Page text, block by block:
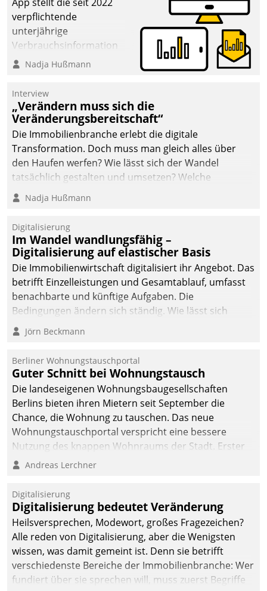
verpflichtende
unterjährige
Verbrauchsinformation
schnell, zuverlässig und
Die monatlichen
Mitteilungen zum
Heizungs- und
Wasserverbrauch gehen
automatisiert, vollständig
und auf Wunsch über
mehrere zuvor
Kommunikationswege bei
Nadja Hußmann
Interview
„Verändern muss sich die
Veränderungsbereitschaft“
Die Immobilienbranche erlebt die digitale
Transformation. Doch muss man gleich alles über
den Haufen werfen? Wie lässt sich der Wandel
tatsächlich gestalten und umsetzen? Welche
Argumente zählen wirklich?
Nadja Hußmann
Digitalisierung
Im Wandel wandlungsfähig –
Digitalisierung auf elastischer Basis
Die Immobilienwirtschaft digitalisiert ihr Angebot. Das
betrifft Einzelleistungen und Gesamtablauf, umfasst
benachbarte und künftige Aufgaben. Die
Bedingungen ändern sich ständig. Wie lässt sich
technisch die Kontrolle wahren und zugleich Freiraum
fürs Wachsen öffnen?
Jörn Beckmann
Berliner Wohnungstauschportal
Guter Schnitt bei Wohnungstausch
Die landeseigenen Wohnungsbaugesellschaften
Berlins bieten ihren Mietern seit September die
Chance, die Wohnung zu tauschen. Das neue
Wohnungstauschportal verspricht eine bessere
Nutzung des knappen Wohnraums der Stadt. Erster
Anwendungsfall für Datatrains Lösung API-Hub mit
Unternehmen.
Andreas Lerchner
Digitalisierung
Digitalisierung bedeutet Veränderung
Heilsversprechen, Modewort, großes Fragezeichen?
Alle reden von Digitalisierung, aber die Wenigsten
wissen, was damit gemeint ist. Denn sie betrifft
verschiedenste Bereiche der Immobilienbranche: Wer
fundiert über sie sprechen will, muss zuerst Begriffe